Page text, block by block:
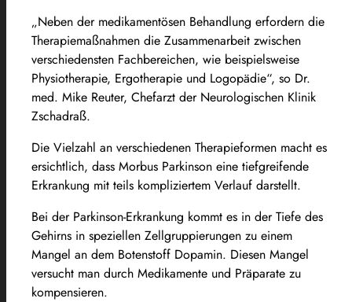
„Neben der medikamentösen Behandlung erfordern die
Therapiemaßnahmen die Zusammenarbeit zwischen
verschiedensten Fachbereichen, wie beispielsweise
Physiotherapie, Ergotherapie und Logopädie“, so Dr.
med. Mike Reuter, Chefarzt der Neurologischen Klinik
Zschadraß.
Die Vielzahl an verschiedenen Therapieformen macht es
ersichtlich, dass Morbus Parkinson eine tiefgreifende
Erkrankung mit teils kompliziertem Verlauf darstellt.
Bei der Parkinson-Erkrankung kommt es in der Tiefe des
Gehirns in speziellen Zellgruppierungen zu einem
Mangel an dem Botenstoff Dopamin. Diesen Mangel
versucht man durch Medikamente und Präparate zu
kompensieren.